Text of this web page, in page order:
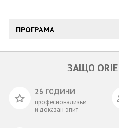
ПРОГРАМА
ЗАЩО
26 ГОДИНИ
професионализъм
и доказан опит